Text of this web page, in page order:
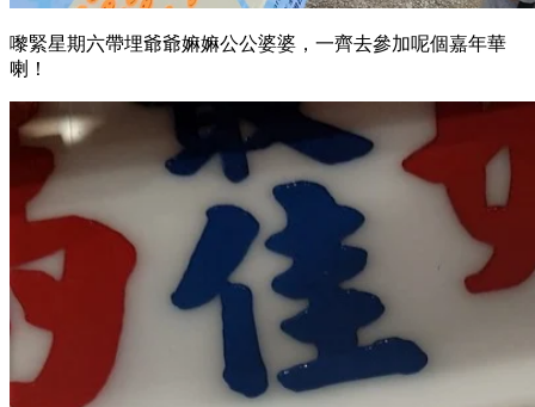
嚟緊星期六帶埋爺爺嫲嫲公公婆婆，一齊去參加呢個嘉年華
喇！